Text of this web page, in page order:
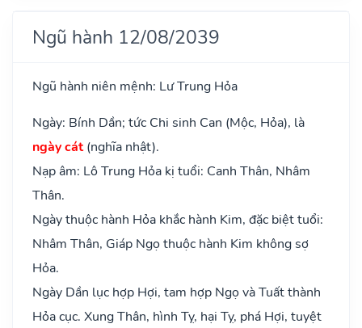
Ngũ hành 12/08/2039
Ngũ hành niên mệnh: Lư Trung Hỏa
Ngày: Bính Dần; tức Chi sinh Can (Mộc, Hỏa), là
ngày cát(nghĩa nhật).
Nạp âm: Lô Trung Hỏa kị tuổi: Canh Thân, Nhâm
Thân.
Ngày thuộc hành Hỏa khắc hành Kim, đặc biệt tuổi:
Nhâm Thân, Giáp Ngọ thuộc hành Kim không sợ
Hỏa.
Ngày Dần lục hợp Hợi, tam hợp Ngọ và Tuất thành
Hỏa cục. Xung Thân, hình Tỵ, hại Tỵ, phá Hợi, tuyệt